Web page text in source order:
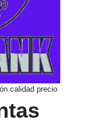
calidad precio